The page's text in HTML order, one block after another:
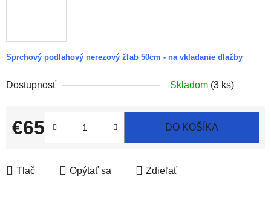
Sprchový podlahový nerezový žľab 50cm - na vkladanie dlažby
Dostupnosť Skladom (3 ks)
€65
Jednotková cena:
DO KOŠÍKA
Tlač Opýtať sa Zdieľať